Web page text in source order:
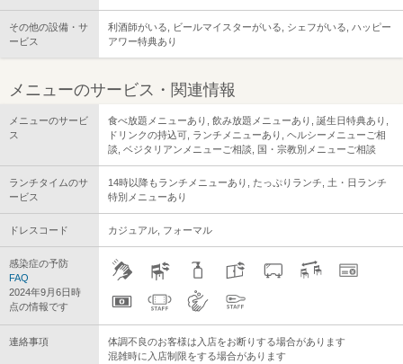
その他の設備・サ
ービス
利酒師がいる, ビールマイスターがいる, シェフがいる, ハッピー
アワー特典あり
メニューのサービス・関連情報
メニューのサービ
ス
食べ放題メニューあり, 飲み放題メニューあり, 誕生日特典あり,
ドリンクの持込可, ランチメニューあり, ヘルシーメニューご相
談, ベジタリアンメニューご相談, 国・宗教別メニューご相談
ランチタイムのサ
ービス
14時以降もランチメニューあり, たっぷりランチ, 土・日ランチ
特別メニューあり
ドレスコード カジュアル, フォーマル
感染症の予防
FAQ
2024年9月6日時
点の情報です
連絡事項
体調不良のお客様は入店をお断りする場合があります
混雑時に入店制限をする場合があります